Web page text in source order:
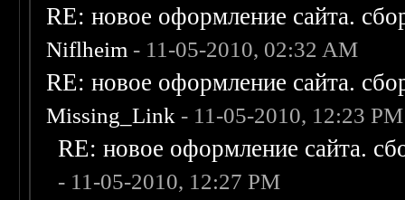
RE: новое оформление сайта.
Niflheim - 11-05-2010, 02:32 AM
RE: новое оформление сайта.
Missing_Link - 11-05-2010, 12:23 PM
RE: новое оформление сайта.
- 11-05-2010, 12:27 PM